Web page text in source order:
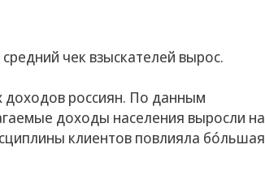
чек взыскателей вырос.
доходов россиян. По данным
доходы населения выросли на
клиентов повлияла бóльшая